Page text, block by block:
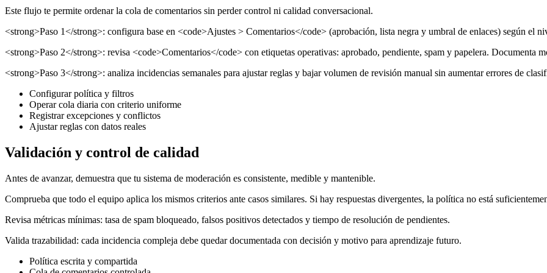
Este flujo te permite ordenar la cola de comentarios sin perder control ni calidad conversacional.
<strong>Paso 1</strong>: configura base en <code>Ajustes > Comentarios</code> (aprobación, lista negra y umbral de enlaces) según el
<strong>Paso 2</strong>: revisa <code>Comentarios</code> con etiquetas operativas: aprobado, pendiente, spam y papelera. Documenta
<strong>Paso 3</strong>: analiza incidencias semanales para ajustar reglas y bajar volumen de revisión manual sin aumentar errores de
Configurar política y filtros
Operar cola diaria con criterio uniforme
Registrar excepciones y conflictos
Ajustar reglas con datos reales
Validación y control de calidad
Antes de avanzar, demuestra que tu sistema de moderación es consistente, medible y mantenible.
Comprueba que todo el equipo aplica los mismos criterios ante casos similares. Si hay respuestas divergentes, la política no está
Revisa métricas mínimas: tasa de spam bloqueado, falsos positivos detectados y tiempo de resolución de pendientes.
Valida trazabilidad: cada incidencia compleja debe quedar documentada con decisión y motivo para aprendizaje futuro.
Política escrita y compartida